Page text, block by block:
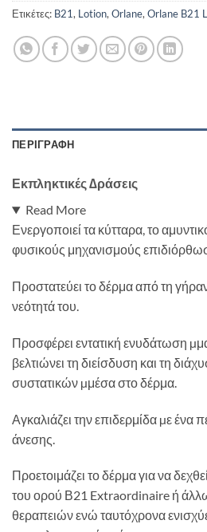
Ετικέτες: B21, Lotion, Orlane, Orlane B21
ΠΕΡΙΓΡΑΦΉ
Εκπληκτικές ∆ράσεις
Read More
Ενεργοποιεί τα κύτταρα, το
φυσικούς μηχανισμούς
Προστατεύει το δέρμα από τη
νεότητά του.
Προσφέρει εντατική ενυδάτωση
βελτιώνει τη διείσδυση και τη
συστατικών µμέσα στο δέρμα.
Αγκαλιάζει την επιδερμίδα µε ένα
άνεσης.
Προετοιμάζει το δέρμα για να
του ορού Β21 Extraordinaire ή
θεραπειών ενώ ταυτόχρονα